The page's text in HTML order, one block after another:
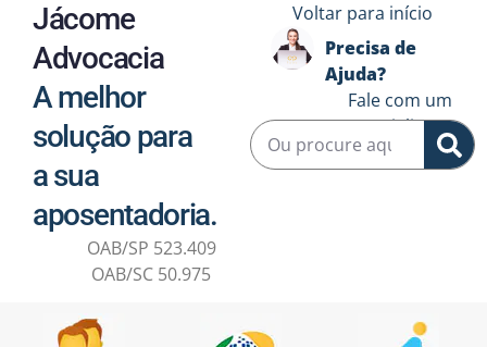
Jácome
Advocacia
A melhor
solução para
a sua
aposentadoria.
OAB/SP 523.409
OAB/SC 50.975
Voltar para início
Precisa de
Ajuda?
Fale com um
especialista ↗️